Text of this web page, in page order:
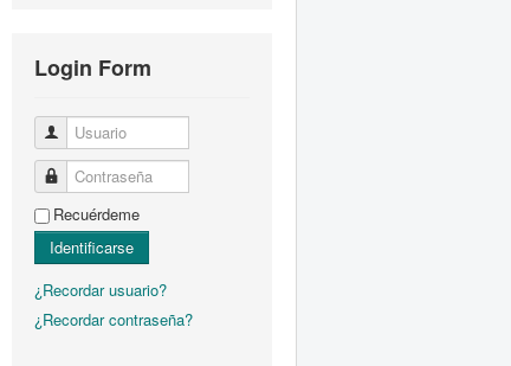
Login Form
Usuario
Contraseña
Recuérdeme
Identificarse
¿Recordar usuario?
¿Recordar contraseña?